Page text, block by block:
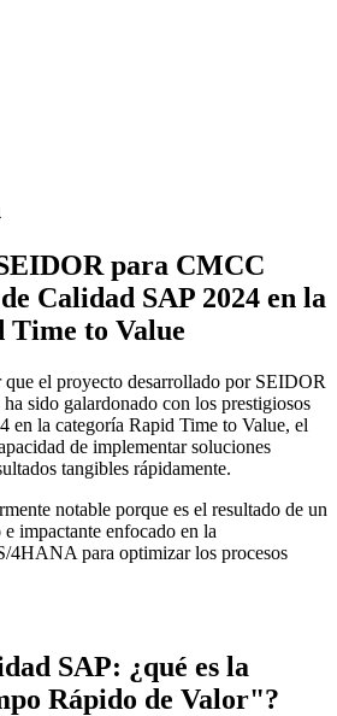
para CMCC
Calidad SAP 2024 en la
Time to Value
el proyecto desarrollado por SEIDOR
sido galardonado con los prestigiosos
en la categoría Rapid Time to Value, el
de implementar soluciones
tangibles rápidamente.
notable porque es el resultado de un
impactante enfocado en la
4HANA para optimizar los procesos
SAP: ¿qué es la
Rápido de Valor"?